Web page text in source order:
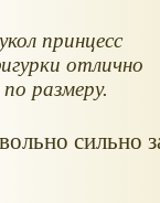
принцесс
отлично
размеру.
сильно